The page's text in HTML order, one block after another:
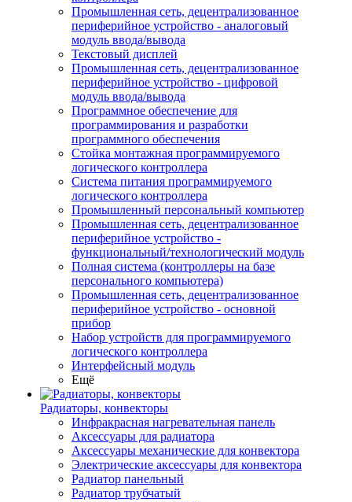
Промышленная сеть, децентрализованное
периферийное устройство - аналоговый
модуль ввода/вывода
Текстовый дисплей
Промышленная сеть, децентрализованное
периферийное устройство - цифровой
модуль ввода/вывода
Программное обеспечение для
программирования и разработки
программного обеспечения
Стойка монтажная программируемого
логического контроллера
Система питания программируемого
логического контроллера
Промышленный персональный компьютер
Промышленная сеть, децентрализованное
периферийное устройство -
функциональный/технологический модуль
Полная система (контроллеры на базе
персонального компьютера)
Промышленная сеть, децентрализованное
периферийное устройство - основной
прибор
Набор устройств для программируемого
логического контроллера
Интерфейсный модуль
Ещё
Радиаторы, конвекторы
Инфракрасная нагревательная панель
Аксессуары для радиатора
Аксессуары механические для конвектора
Электрические аксессуары для конвектора
Радиатор панельный
Радиатор трубчатый